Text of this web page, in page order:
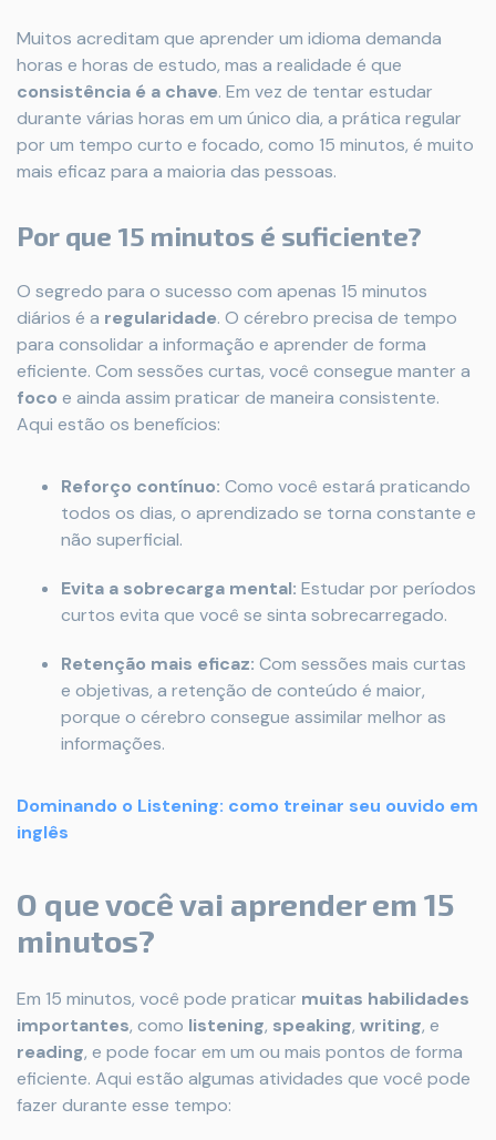
Muitos acreditam que aprender um idioma demanda
horas e horas de estudo, mas a realidade é que
consistência é a chave. Em vez de tentar estudar
durante várias horas em um único dia, a prática regular
por um tempo curto e focado, como 15 minutos, é muito
mais eficaz para a maioria das pessoas.
Por que 15 minutos é suficiente?
O segredo para o sucesso com apenas 15 minutos
diários é a regularidade. O cérebro precisa de tempo
para consolidar a informação e aprender de forma
eficiente. Com sessões curtas, você consegue manter a
foco e ainda assim praticar de maneira consistente.
Aqui estão os benefícios:
Reforço contínuo: Como você estará praticando
todos os dias, o aprendizado se torna constante e
não superficial.
Evita a sobrecarga mental: Estudar por períodos
curtos evita que você se sinta sobrecarregado.
Retenção mais eficaz: Com sessões mais curtas
e objetivas, a retenção de conteúdo é maior,
porque o cérebro consegue assimilar melhor as
informações.
Dominando o Listening: como treinar seu ouvido em
inglês
O que você vai aprender em 15
minutos?
Em 15 minutos, você pode praticar muitas habilidades
importantes, como listening, speaking, writing, e
reading, e pode focar em um ou mais pontos de forma
eficiente. Aqui estão algumas atividades que você pode
fazer durante esse tempo: